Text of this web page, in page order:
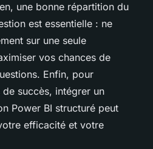
une bonne répartition du
est essentielle : ne
sur une seule
vos chances de
Enfin, pour
succès, intégrer un
Power BI structuré peut
efficacité et votre